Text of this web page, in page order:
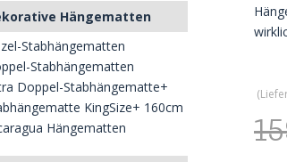
(
Hängematten
Stabhängematten
Stabhängematten
Doppel-Stabhängematte+
KingSize+ 160cm
Hängematten